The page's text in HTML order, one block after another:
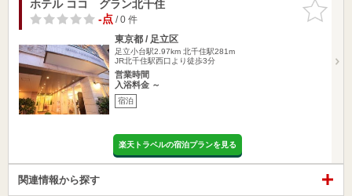
お気に入
りに追加
ホテル ココ グラン北千住
-点/ 0 件
東京都 / 足立区
足立小台駅2.97km 北千住駅281m
JR北千住駅西口より徒歩3分
営業時間
入浴料金 ～
宿泊
楽天トラベルの宿泊プランを見る
関連情報から探す